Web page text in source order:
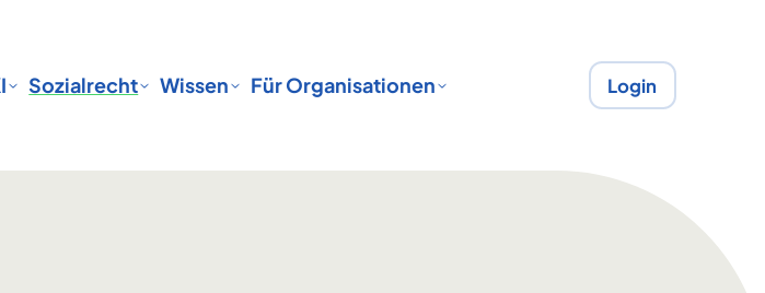
Sozialrecht Wissen Für Organisationen Login